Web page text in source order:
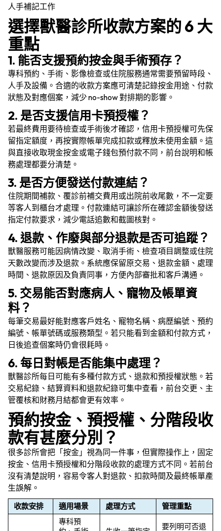
人手補記工作
選擇獸醫診所收款方案的 6 大
重點
1. 能否支援預約按金與手術預存？
專科預約、手術、影像檢查或住院服務通常需要預留時段、
人手及設備。合適的收款方案應可清楚記錄按金用途、付款
狀態及對應個案，減少 no-show 對排期的影響。
2. 是否支援信用卡預授權？
若最終費用要待檢查或手術後才確認，信用卡預授權可先保
留指定額度，再按實際帳單完成扣款或釋放未使用金額。這
與直接收取現金按金或電子錢包預付款不同，前台說明和帳
務處理都要分清楚。
3. 是否方便發送付款連結？
住院期間補款、覆診前補交費用或出院前收尾數，不一定要
等客人到櫃台才處理。付款連結可讓診所在確認金額後發送
指定付款要求，減少電話追數和截圖核對。
4. 退款、作廢與部分退款是否可追蹤？
獸醫服務可能因病情改變、取消手術、檢查項目調整或住院
天數改變而涉及退款。系統應保留原交易、退款金額、處理
時間、退款原因及負責同事，方便內部審批和客戶溝通。
5. 交易能否對應病人、寵物及帳單資
料？
每筆交易最好能對應客戶姓名、寵物名稱、病歷編號、預約
編號、帳單號碼或服務類型。若只能看到金額和付款方式，
日後追查個案時仍會很耗時。
6. 每日對帳是否能集中處理？
獸醫診所每日可能有多種付款方式、退款和預授權狀態。若
交易紀錄、結算資料和退款紀錄可集中查看，前台交更、主
管覆核和財務月結都會更有效率。
預約按金、預授權、分階段收
款有甚麼分別？
很多診所會把「按金」視為同一件事，但實際操作上，固定
按金、信用卡預授權和分階段收款的處理方式不同。若前台
沒有清楚說明，容易令客人對退款、扣款時間及最終帳單產
生誤解。
收款安排 適用場景 處理方式
管理重點
專科預
要列明可否退